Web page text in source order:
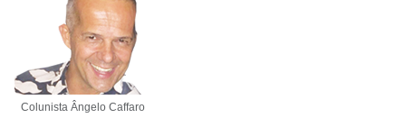
Colunista Ângelo Caffaro